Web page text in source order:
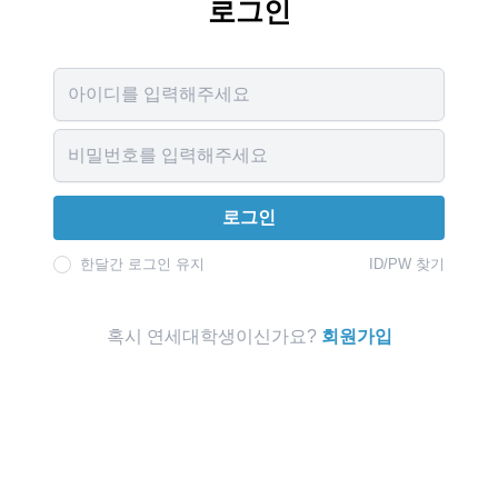
로그인
로그인
한달간 로그인 유지 ID/PW 찾기
혹시 연세대학생이신가요? 회원가입